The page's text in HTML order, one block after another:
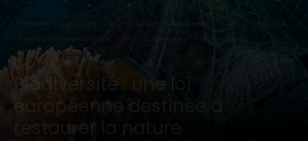
Économie Biodiversité
UE :
Biodiversité : une loi
européenne destinée à
restaurer la nature